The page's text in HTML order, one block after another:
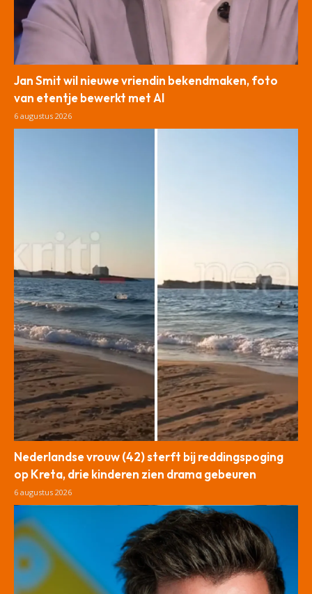
Jan Smit wil nieuwe vriendin bekendmaken, foto
van etentje bewerkt met AI
6 augustus 2026
Nederlandse vrouw (42) sterft bij reddingspoging
op Kreta, drie kinderen zien drama gebeuren
6 augustus 2026